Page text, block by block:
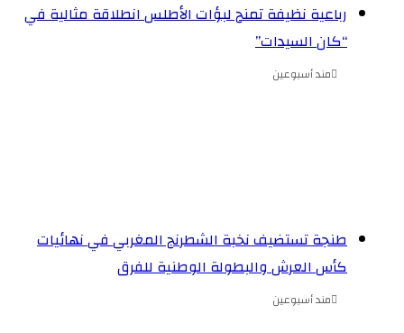
رباعية نظيفة تمنح لبؤات الأطلس انطلاقة مثالية في
“كان السيدات”
مند أسبوعين
طنجة تستضيف نخبة الشطرنج المغربي في نهائيات
كأس العرش والبطولة الوطنية للفرق
مند أسبوعين